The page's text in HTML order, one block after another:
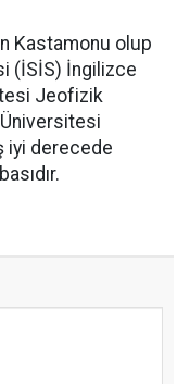
Kastamonu olup
(İSİS) İngilizce
Jeofizik
iyi derecede